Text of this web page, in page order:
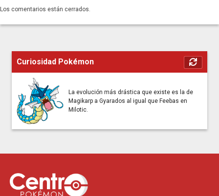
Los comentarios están cerrados.
Curiosidad Pokémon
La evolución más drástica que existe es la de
Magikarp a Gyarados al igual que Feebas en
Milotic.